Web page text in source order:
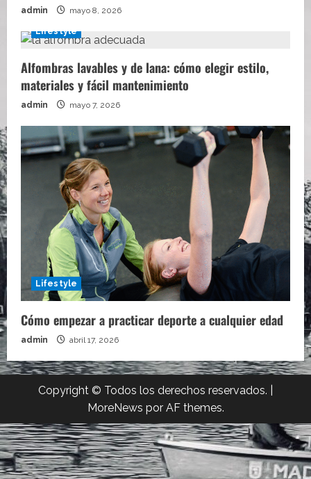
admin mayo 8, 2026
Lifestyle
Alfombras lavables y de lana: cómo elegir estilo,
materiales y fácil mantenimiento
admin mayo 7, 2026
Lifestyle
Cómo empezar a practicar deporte a cualquier edad
admin abril 17, 2026
Copyright © Todos los derechos reservados.
MoreNews por AF themes.